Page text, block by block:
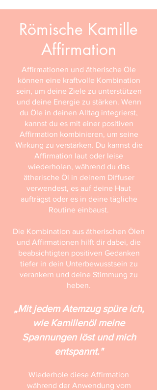
Römische Kamille
Affirmation
Affirmationen und ätherische Öle
können eine kraftvolle Kombination
sein, um deine Ziele zu unterstützen
und deine Energie zu stärken. Wenn
du Öle in deinen Alltag integrierst,
kannst du es mit einer positiven
Affirmation kombinieren, um seine
Wirkung zu verstärken. Du kannst die
Affirmation laut oder leise
wiederholen, während du das
ätherische Öl in deinem Diffuser
verwendest, es auf deine Haut
aufträgst oder es in deine tägliche
Routine einbaust.
Die Kombination aus ätherischen Ölen
und Affirmationen hilft dir dabei, die
beabsichtigten positiven Gedanken
tiefer in dein Unterbewusstsein zu
verankern und deine Stimmung zu
heben.
„Mit jedem Atemzug spüre ich,
wie Kamillenöl meine
Spannungen löst und mich
entspannt."
Wiederhole diese Affirmation
während der Anwendung vom